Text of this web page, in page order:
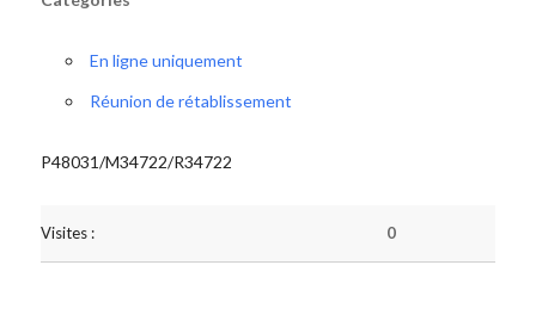
En ligne uniquement
Réunion de rétablissement
P48031/M34722/R34722
Visites : 0